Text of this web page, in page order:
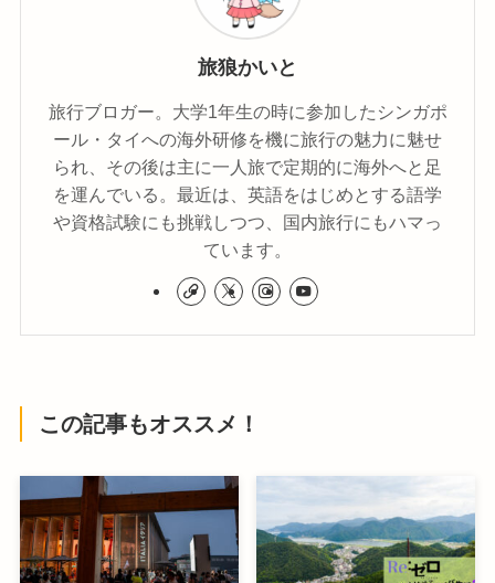
旅狼かいと
旅行ブロガー。大学1年生の時に参加したシンガポ
ール・タイへの海外研修を機に旅行の魅力に魅せ
られ、その後は主に一人旅で定期的に海外へと足
を運んでいる。最近は、英語をはじめとする語学
や資格試験にも挑戦しつつ、国内旅行にもハマっ
ています。
この記事もオススメ！